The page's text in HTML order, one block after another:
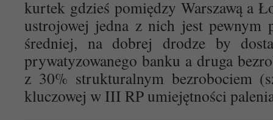
kurtek gdzieś pomiędzy Warszawą a
ustrojowej jedna z nich jest pewnym
średniej, na dobrej drodze by
prywatyzowanego banku a druga
z 30% strukturalnym bezrobociem
kluczowej w III RP umiejętności